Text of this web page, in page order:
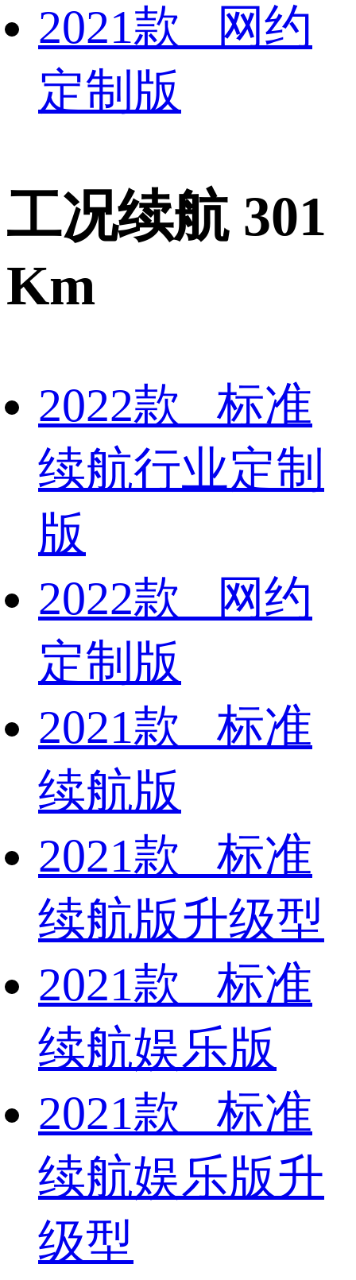
2021款 网约
定制版
工况续航 301
Km
2022款 标准
续航行业定制
版
2022款 网约
定制版
2021款 标准
续航版
2021款 标准
续航版升级型
2021款 标准
续航娱乐版
2021款 标准
续航娱乐版升
级型